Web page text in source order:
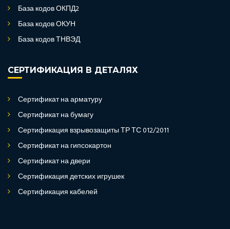
База кодов ОКПД2
База кодов ОКУН
База кодов ТНВЭД
СЕРТИФИКАЦИЯ В ДЕТАЛЯХ
Сертификат на арматуру
Сертификат на бумагу
Сертификация взрывозащиты ТР ТС 012/2011
Сертификат на гипсокартон
Сертификат на двери
Сертификация детских игрушек
Сертификация кабелей